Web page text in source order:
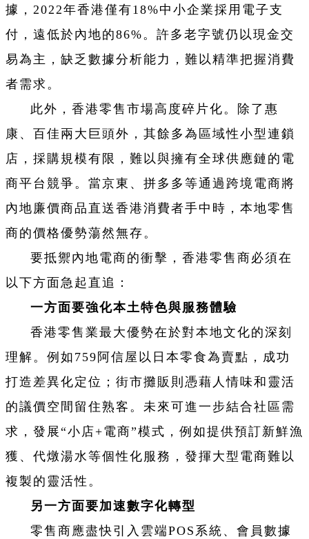
據，2022年香港僅有18%中小企業採用電子支
付，遠低於內地的86%。許多老字號仍以現金交
易為主，缺乏數據分析能力，難以精準把握消費
者需求。
此外，香港零售市場高度碎片化。除了惠
康、百佳兩大巨頭外，其餘多為區域性小型連鎖
店，採購規模有限，難以與擁有全球供應鏈的電
商平台競爭。當京東、拼多多等通過跨境電商將
內地廉價商品直送香港消費者手中時，本地零售
商的價格優勢蕩然無存。
要抵禦內地電商的衝擊，香港零售商必須在
以下方面急起直追：
一方面要強化本土特色與服務體驗
香港零售業最大優勢在於對本地文化的深刻
理解。例如759阿信屋以日本零食為賣點，成功
打造差異化定位；街市攤販則憑藉人情味和靈活
的議價空間留住熟客。未來可進一步結合社區需
求，發展“小店+電商”模式，例如提供預訂新鮮漁
獲、代燉湯水等個性化服務，發揮大型電商難以
複製的靈活性。
另一方面要加速數字化轉型
零售商應盡快引入雲端POS系統、會員數據